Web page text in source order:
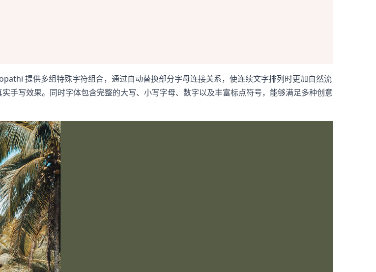
提供多组特殊字符组合，通过自动替换部分字母连接关系，使连续文字排列时更加自然流
手写效果。同时字体包含完整的大写、小写字母、数字以及丰富标点符号，能够满足多种创意